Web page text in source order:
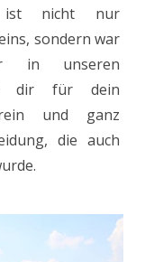
Aufsteiger
ist nicht nur
sondern war
in unseren
dir für dein
und ganz
die auch